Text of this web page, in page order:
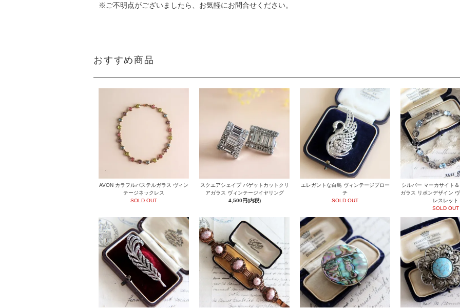
※ご不明点がございましたら、お気軽にお問合せください。
おすすめ商品
AVON カラフルパステルガラス ヴィン
テージネックレス
SOLD OUT
スクエアシェイプ バゲットカットクリ
アガラス ヴィンテージイヤリング
4,500円(内税)
エレガントな白鳥 ヴィンテージブロー
チ
SOLD OUT
シルバー マーカサイト
ガラス リボンデザイン
レスレット
SOLD OUT